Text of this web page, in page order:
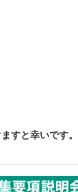
すと幸いです。